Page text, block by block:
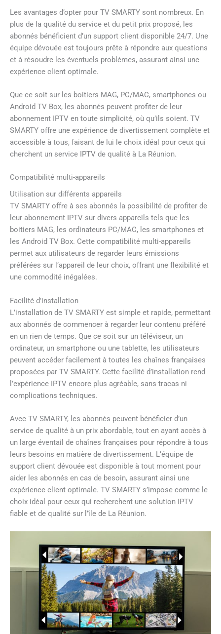
Les avantages d’opter pour TV SMARTY sont nombreux. En
plus de la qualité du service et du petit prix proposé, les
abonnés bénéficient d’un support client disponible 24/7. Une
équipe dévouée est toujours prête à répondre aux questions
et à résoudre les éventuels problèmes, assurant ainsi une
expérience client optimale.
Que ce soit sur les boitiers MAG, PC/MAC, smartphones ou
Android TV Box, les abonnés peuvent profiter de leur
abonnement IPTV en toute simplicité, où qu’ils soient. TV
SMARTY offre une expérience de divertissement complète et
accessible à tous, faisant de lui le choix idéal pour ceux qui
cherchent un service IPTV de qualité à La Réunion.
Compatibilité multi-appareils
Utilisation sur différents appareils
TV SMARTY offre à ses abonnés la possibilité de profiter de
leur abonnement IPTV sur divers appareils tels que les
boitiers MAG, les ordinateurs PC/MAC, les smartphones et
les Android TV Box. Cette compatibilité multi-appareils
permet aux utilisateurs de regarder leurs émissions
préférées sur l’appareil de leur choix, offrant une flexibilité et
une commodité inégalées.
Facilité d’installation
L’installation de TV SMARTY est simple et rapide, permettant
aux abonnés de commencer à regarder leur contenu préféré
en un rien de temps. Que ce soit sur un téléviseur, un
ordinateur, un smartphone ou une tablette, les utilisateurs
peuvent accéder facilement à toutes les chaînes françaises
proposées par TV SMARTY. Cette facilité d’installation rend
l’expérience IPTV encore plus agréable, sans tracas ni
complications techniques.
Avec TV SMARTY, les abonnés peuvent bénéficier d’un
service de qualité à un prix abordable, tout en ayant accès à
un large éventail de chaînes françaises pour répondre à tous
leurs besoins en matière de divertissement. L’équipe de
support client dévouée est disponible à tout moment pour
aider les abonnés en cas de besoin, assurant ainsi une
expérience client optimale. TV SMARTY s’impose comme le
choix idéal pour ceux qui recherchent une solution IPTV
fiable et de qualité sur l’île de La Réunion.